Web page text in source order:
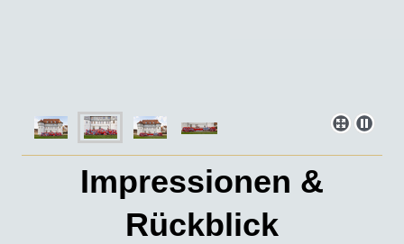
Impressionen &
Rückblick